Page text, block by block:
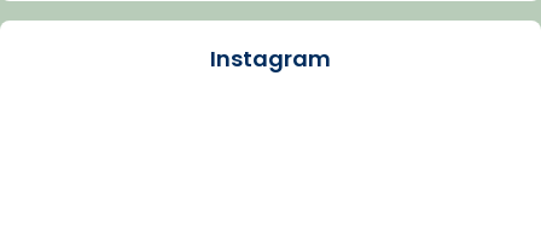
🔗tinyurl.com/cvu5jmbk
Instagram